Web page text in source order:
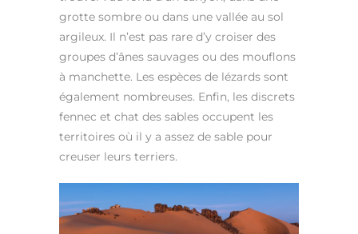
grotte sombre ou dans une vallée au sol
argileux. Il n’est pas rare d’y croiser des
groupes d’ânes sauvages ou des mouflons
à manchette. Les espèces de lézards sont
également nombreuses. Enfin, les discrets
fennec et chat des sables occupent les
territoires où il y a assez de sable pour
creuser leurs terriers.